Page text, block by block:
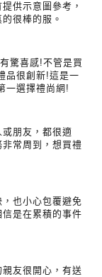
供示意圖參考，
很棒的服。
驚喜感!不管是買
品很創新!這是一
一選擇禮尚網!
朋友，都很適
常周到，想買禮
也小心包覆避免
是在累積的事件
友很開心，有送